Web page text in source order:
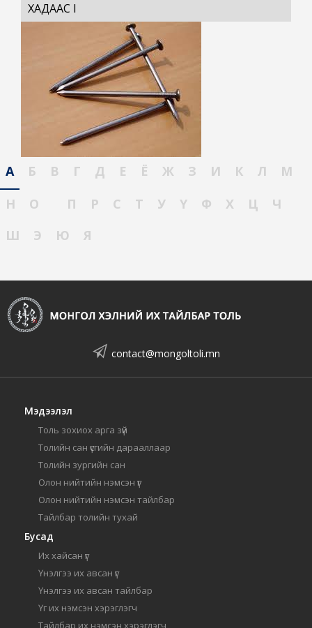
ХАДААС I
А Б В Г Д Е Ё Ж З И К Л
М
Н
О П Р С Т У Ү Ф Х Ц
Ч
Ш
Э Ю Я
contact@mongoltoli.mn
Мэдээлэл
Толь зохиох арга зүй
Толийн сан үсгийн дарааллаар
Толийн зургийн сан
Олон нийтийн нэмсэн үг
Олон нийтийн нэмсэн тайлбар
Тайлбар толийн тухай
Бусад
Их хайсан үг
Үнэлгээ их авсан үг
Үнэлгээ их авсан тайлбар
Үг их нэмсэн хэрэглэгч
Тайлбар их нэмсэн хэрэглэгч